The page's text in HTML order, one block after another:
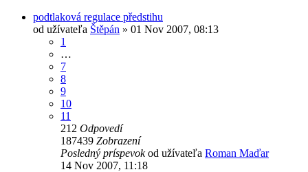
podtlaková regulace předstihu
od užívateľa Štěpán » 01 Nov 2007, 08:13
1
…
7
8
9
10
11
212 Odpovedí
187439 Zobrazení
Posledný príspevokod užívateľa Roman Maďar
14 Nov 2007, 11:18